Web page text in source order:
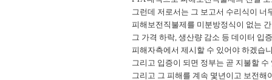
그런데 저로서는 그 보고서 수리식이 너
피해보전직불제를 미분방정식이 없는
그 가격 하락, 생산량 감소 등 데이터 입
피해자측에서 제시할 수 있어야 하겠습
그리고 입증이 되면 정부는 곧 지불할
그리고 그 피해를 계속 몇년이고 보전해